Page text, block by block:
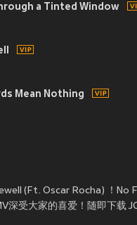
a Tinted Window
Mean Nothing
(Ft. Oscar Rocha) ！No
深受大家的喜爱！随即下载